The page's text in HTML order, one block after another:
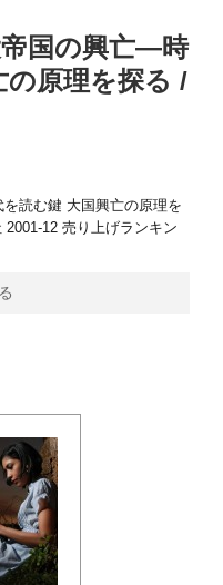
国の興亡―時
の原理を探る /
読む鍵 大国興亡の原理を
12 売り上げランキン